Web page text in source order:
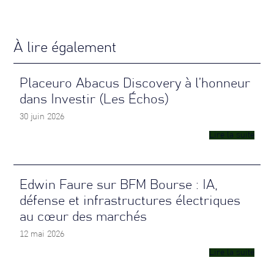
À lire également
Placeuro Abacus Discovery à l’honneur
dans Investir (Les Échos)
30 juin 2026
Lire la suite
Edwin Faure sur BFM Bourse : IA,
défense et infrastructures électriques
au cœur des marchés
12 mai 2026
Lire la suite